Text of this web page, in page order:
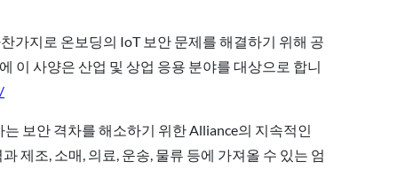
가지로 온보딩의 IoT 보안 문제를 해결하기 위해 공
이 사양은 산업 및 상업 응용 분야를 대상으로 합니
보안 격차를 해소하기 위한 Alliance의 지속적인
제조, 소매, 의료, 운송, 물류 등에 가져올 수 있는 엄